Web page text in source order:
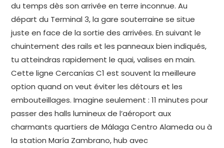
du temps dès son arrivée en terre inconnue. Au
départ du Terminal 3, la gare souterraine se situe
juste en face de la sortie des arrivées. En suivant le
chuintement des rails et les panneaux bien indiqués,
tu atteindras rapidement le quai, valises en main.
Cette ligne Cercanías C1 est souvent la meilleure
option quand on veut éviter les détours et les
embouteillages. Imagine seulement : 11 minutes pour
passer des halls lumineux de l’aéroport aux
charmants quartiers de Málaga Centro Alameda ou à
la station María Zambrano, hub avec